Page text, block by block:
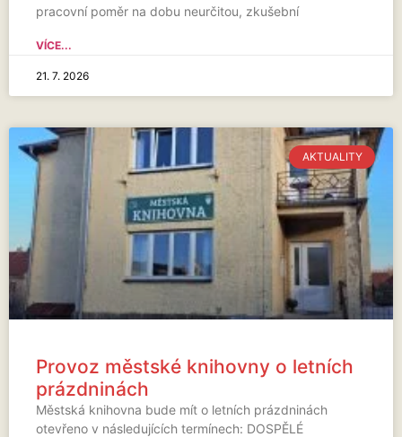
pracovní poměr na dobu neurčitou, zkušební
VÍCE...
21. 7. 2026
AKTUALITY
Provoz městské knihovny o letních
prázdninách
Městská knihovna bude mít o letních prázdninách
otevřeno v následujících termínech: DOSPĚLÉ